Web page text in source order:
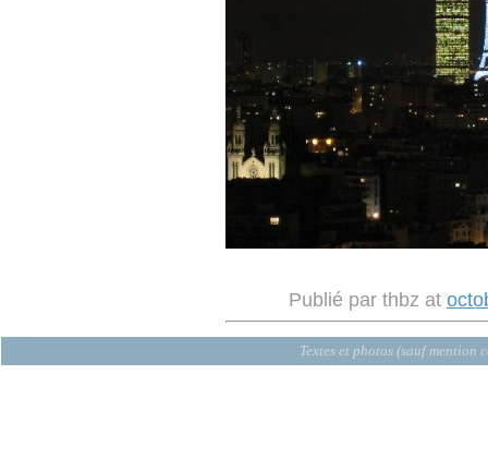
Publié par thbz at
Textes et photos (sauf